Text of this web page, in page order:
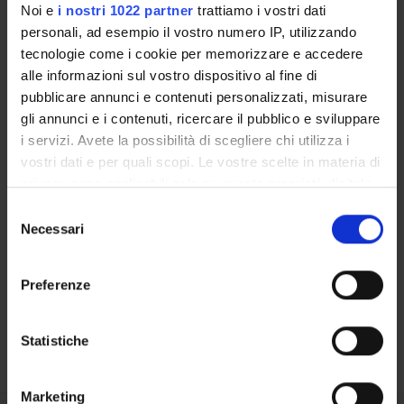
Noi e i nostri 1022 partner trattiamo i vostri dati
personali, ad esempio il vostro numero IP, utilizzando
tecnologie come i cookie per memorizzare e accedere
alle informazioni sul vostro dispositivo al fine di
pubblicare annunci e contenuti personalizzati, misurare
gli annunci e i contenuti, ricercare il pubblico e sviluppare
i servizi. Avete la possibilità di scegliere chi utilizza i
vostri dati e per quali scopi. Le vostre scelte in materia di
privacy sono applicabili solo su questa proprietà digitale
modificare o revocare il proprio consenso in qualsiasi
momento dalla Dichiarazione sui cookie o facendo clic
raccogliere informazioni sulla tua posizione
geografica, con un'approssimazione di qualche
delNecessari
Preferenze
Statistiche
Marketing
STRUTTURE DEL DIPARTIMENTO
BIBLIOTECHE
CENTRI
LABORATORI
Persone
Calendario